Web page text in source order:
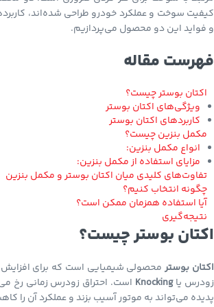
کیفیت سوخت و عملکرد خودرو طراحی شده‌اند،
و فواید این دو محصول می‌پردازیم.
فهرست مقاله
اکتان بوستر چیست؟
ویژگی‌های اکتان بوستر
کاربردهای اکتان بوستر
مکمل بنزین چیست؟
انواع مکمل بنزین:
مزایای استفاده از مکمل بنزین:
تفاوت‌های کلیدی میان اکتان بوستر و مکمل بنزین
چگونه انتخاب کنیم؟
آیا استفاده همزمان ممکن است؟
نتیجه‌گیری
اکتان بوستر چیست؟
اکتان بوسترمحصولی شیمیایی است که برای افزایش
زودرس یاKnocking است. احتراق زودرس زمانی رخ
پدیده می‌تواند به موتور آسیب بزند و عملکرد آن را